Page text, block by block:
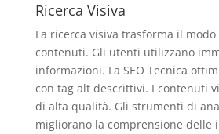
Ricerca Visiva
La ricerca visiva trasforma il
contenuti. Gli utenti utilizzano
informazioni. La SEO Tecnica
con tag alt descrittivi. I contenuti
di alta qualità. Gli strumenti di
migliorano la comprensione delle